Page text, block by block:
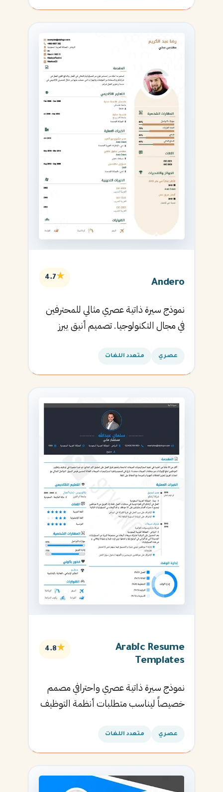
Andero
★
4.7
نموذج سيرة ذاتية عصري مثالي للمحترفين
في مجال التكنولوجيا. تصميم أنيق يبرز
عصري متعدد اللغات
Arabic Resume
Templates
★
4.8
نموذج سيرة ذاتية عصري واحترافي مصمم
خصيصاً ليناسب متطلبات أنظمة التوظيف
القادمة.
عصري متعدد اللغات